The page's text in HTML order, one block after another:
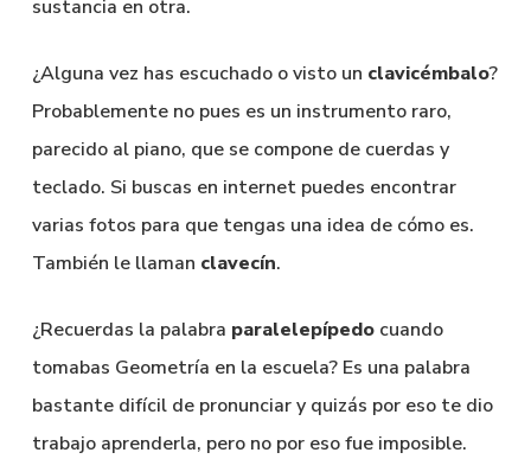
sustancia en otra.
¿Alguna vez has escuchado o visto un clavicémbalo?
Probablemente no pues es un instrumento raro,
parecido al piano, que se compone de cuerdas y
teclado. Si buscas en internet puedes encontrar
varias fotos para que tengas una idea de cómo es.
También le llaman clavecín.
¿Recuerdas la palabra paralelepípedocuando
tomabas Geometría en la escuela? Es una palabra
bastante difícil de pronunciar y quizás por eso te dio
trabajo aprenderla, pero no por eso fue imposible.